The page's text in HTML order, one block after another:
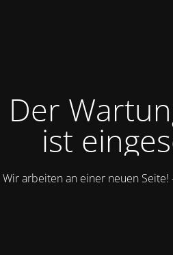
Der
ist
Wir arbeiten an einer neuen Seite!